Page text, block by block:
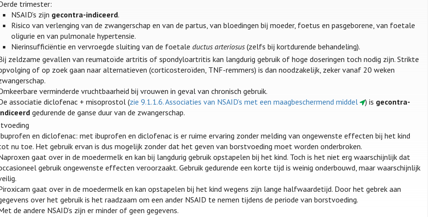
trimester:
NSAID’s zijn gecontra-indiceerd.
Risico van verlenging van de zwangerschap en van de partus, van bloedingen bij moeder, foetus en pasgeborene, van foetale
oligurie en van pulmonale hypertensie.
Nierinsufficiëntie en vervroegde sluiting van de foetale ductus arteriosus(zelfs bij kortdurende behandeling).
zeldzame gevallen van reumatoïde artritis of spondyloartritis kan langdurig gebruik of hoge doseringen toch nodig zijn. Strikte
of op zoek gaan naar alternatieven (corticosteroïden, TNF-remmers) is dan noodzakelijk, zeker vanaf 20 weken
verminderde vruchtbaarheid bij vrouwen in geval van chronisch gebruik.
associatie diclofenac + misoprostol (zie 9.1.1.6. Associaties van NSAID’s met een maagbeschermend middel ) is gecontra-
gedurende de ganse duur van de zwangerschap.
en diclofenac: met ibuprofen en diclofenac is er ruime ervaring zonder melding van ongewenste effecten bij het kind
nu toe. Het gebruik ervan is dus mogelijk zonder dat het geven van borstvoeding moet worden onderbroken.
gaat over in de moedermelk en kan bij langdurig gebruik opstapelen bij het kind. Toch is het niet erg waarschijnlijk dat
gebruik ongewenste effecten veroorzaakt. Gebruik gedurende een korte tijd is weinig onderbouwd, maar waarschijnlijk
gaat over in de moedermelk en kan opstapelen bij het kind wegens zijn lange halfwaardetijd. Door het gebrek aan
over het gebruik is het raadzaam om een ander NSAID te nemen tijdens de periode van borstvoeding.
de andere NSAID’s zijn er minder of geen gegevens.